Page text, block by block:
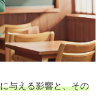
与える影響と、その